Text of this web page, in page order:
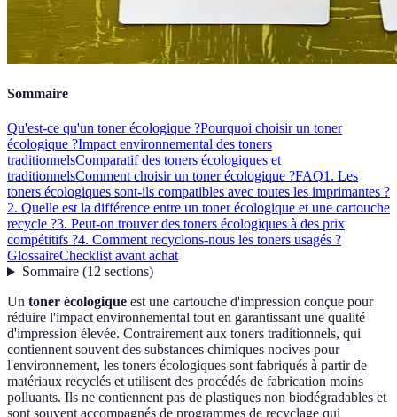
Sommaire
Qu'est-ce qu'un toner écologique ?Pourquoi choisir un toner
écologique ?Impact environnemental des toners
traditionnelsComparatif des toners écologiques et
traditionnelsComment choisir un toner écologique ?FAQ1. Les
toners écologiques sont-ils compatibles avec toutes les imprimantes ?
2. Quelle est la différence entre un toner écologique et une cartouche
recycle ?3. Peut-on trouver des toners écologiques à des prix
compétitifs ?4. Comment recyclons-nous les toners usagés ?
GlossaireChecklist avant achat
Sommaire(12 sections)
Un toner écologique est une cartouche d'impression conçue pour
réduire l'impact environnemental tout en garantissant une qualité
d'impression élevée. Contrairement aux toners traditionnels, qui
contiennent souvent des substances chimiques nocives pour
l'environnement, les toners écologiques sont fabriqués à partir de
matériaux recyclés et utilisent des procédés de fabrication moins
polluants. Ils ne contiennent pas de plastiques non biodégradables et
sont souvent accompagnés de programmes de recyclage qui